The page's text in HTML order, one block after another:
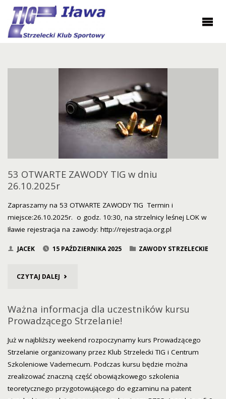
53 OTWARTE ZAWODY TIG w dniu
26.10.2025r
Zapraszamy na 53 OTWARTE ZAWODY TIG Termin i
miejsce:26.10.2025r. o godz. 10:30, na strzelnicy leśnej LOK w
Iławie rejestracja na zawody: http://rejestracja.org.pl
JACEK 15 PAŹDZIERNIKA 2025 ZAWODY STRZELECKIE
CZYTAJ DALEJ "53
ZAWODY
W
DNIU
26.10.2025R"
Ważna informacja dla uczestników kursu
Prowadzącego Strzelanie!
Już w najbliższy weekend rozpoczynamy kurs Prowadzącego
Strzelanie organizowany przez Klub Strzelecki TIG i Centrum
Szkoleniowe Vademecum. Podczas kursu będzie można
zrealizować znaczną część obowiązkowego szkolenia
teoretycznego przygotowującego do egzaminu na patent